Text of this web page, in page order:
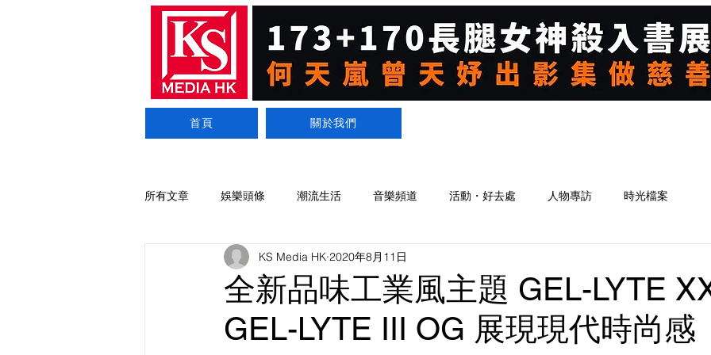
首頁 關於我們
所有文章 娛樂頭條 潮流生活 音樂頻道 活動・好去處 人物專訪 時光檔案
全新品味工業風主題 GEL-LYTE
GEL-LYTE III OG 展現現代時尚感
KS Media HK 2020年8月11日